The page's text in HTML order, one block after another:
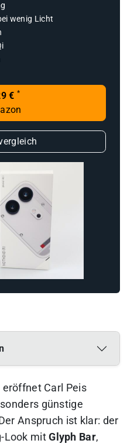
wenig Licht
€ *
Carl Peis
günstige
Anspruch ist klar: der
Look mitGlyph Bar,